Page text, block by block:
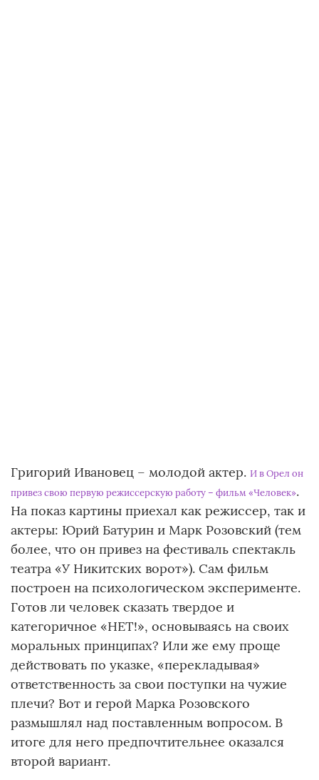
Григорий Ивановец – молодой актер. И в Орел он
привез свою первую режиссерскую работу – фильм «Человек».
На показ картины приехал как режиссер, так и
актеры: Юрий Батурин и Марк Розовский (тем
более, что он привез на фестиваль спектакль
театра «У Никитских ворот»). Сам фильм
построен на психологическом эксперименте.
Готов ли человек сказать твердое и
категоричное «НЕТ!», основываясь на своих
моральных принципах? Или же ему проще
действовать по указке, «перекладывая»
ответственность за свои поступки на чужие
плечи? Вот и герой Марка Розовского
размышлял над поставленным вопросом. В
итоге для него предпочтительнее оказался
второй вариант.